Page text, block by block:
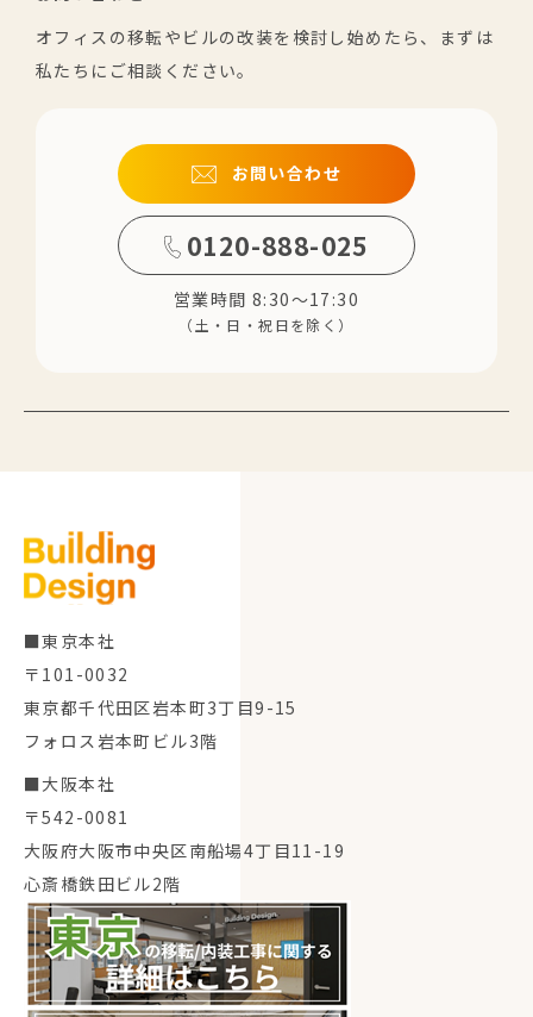
オフィスの移転やビルの改装を検討し始めたら、まずは
私たちにご相談ください。
お問い合わせ
0120-888-025
営業時間 8:30～17:30
（土・日・祝日を除く）
■東京本社
〒101-0032
東京都千代田区岩本町3丁目9-15
フォロス岩本町ビル3階
■大阪本社
〒542-0081
大阪府大阪市中央区南船場4丁目11-19
心斎橋鉄田ビル2階